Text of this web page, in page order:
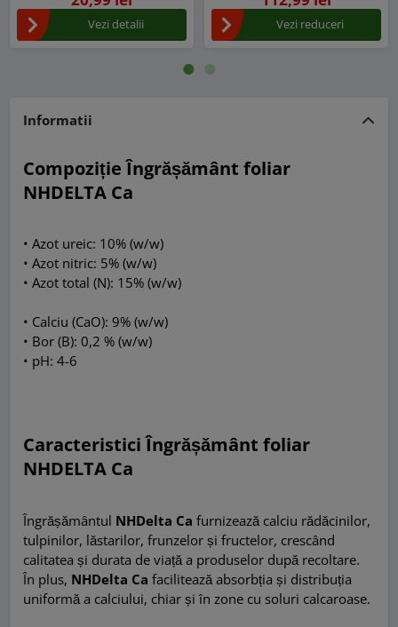
Vezi detalii Vezi reduceri
Informatii
Compoziție Îngrășământ foliar
NHDELTA Ca
• Azot ureic: 10% (w/w)
• Azot nitric: 5% (w/w)
• Azot total (N): 15% (w/w)
• Calciu (CaO): 9% (w/w)
• Bor (B): 0,2 % (w/w)
• pH: 4-6
Caracteristici Îngrășământ foliar
NHDELTA Ca
Îngrășământul NHDelta Ca furnizează calciu rădăcinilor,
tulpinilor, lăstarilor, frunzelor și fructelor, crescând
calitatea și durata de viață a produselor după recoltare.
În plus, NHDelta Ca facilitează absorbția și distribuția
uniformă a calciului, chiar și în zone cu soluri calcaroase.